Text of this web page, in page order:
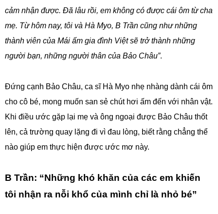
cảm nhận được. Đã lâu rồi, em không có được cái ôm từ cha
mẹ. Từ hôm nay, tôi và Hà Myo, B Trần cũng như những
thành viên của Mái ấm gia đình Việt sẽ trở thành những
người bạn, những người thân của Bảo Châu”.
Đứng cạnh Bảo Châu, ca sĩ Hà Myo nhẹ nhàng dành cái ôm
cho cô bé, mong muốn san sẻ chút hơi ấm đến với nhân vật.
Khi điều ước gặp lại mẹ và ông ngoại được Bảo Châu thốt
lên, cả trường quay lặng đi vì đau lòng, biết rằng chẳng thể
nào giúp em thực hiện được ước mơ này.
B Trần: “Những khó khăn của các em khiến
tôi nhận ra nỗi khổ của mình chỉ là nhỏ bé”